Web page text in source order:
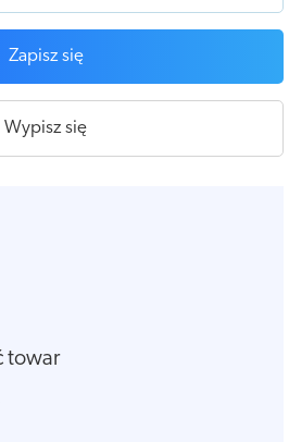
Zapisz się
Wypisz się
towar